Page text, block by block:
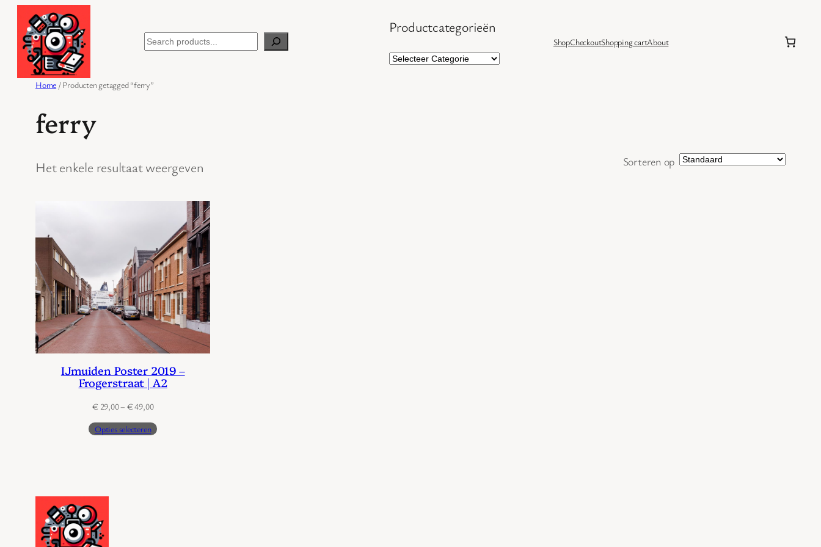
naar
inhoud
Search
Productcategorieën
ShopCheckoutShopping cartAbout
Home / Producten getagged “ferry”
ferry
Het enkele resultaat weergeven Sorteren op
IJmuiden Poster 2019 –
Frogerstraat | A2
€ 29,00– €49,00Prijsklasse:
tot
Opties selecteren